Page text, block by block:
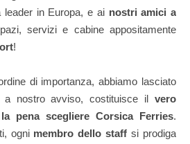
in Europa, e ai nostri amici a
servizi e cabine appositamente
!
di importanza, abbiamo lasciato
nostro avviso, costituisce il vero
pena scegliere Corsica Ferries.
ogni membro dello staff si prodiga